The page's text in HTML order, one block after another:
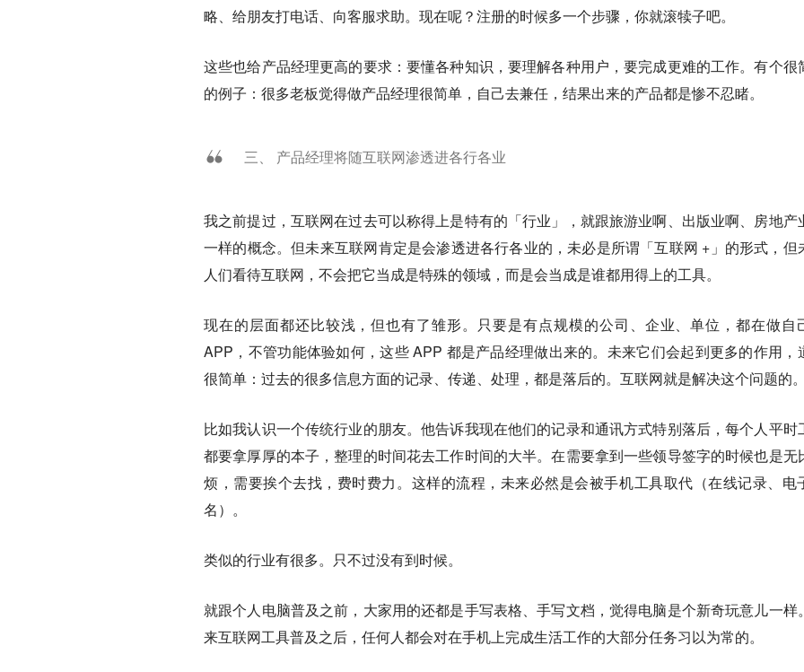
略、给朋友打电话、向客服求助。现在呢？注册的时候多一个步骤，你就滚犊子吧。
这些也给产品经理更高的要求：要懂各种知识，要理解各种用户，要完成更难的工作。有个很
的例子：很多老板觉得做产品经理很简单，自己去兼任，结果出来的产品都是惨不忍睹。
三、 产品经理将随互联网渗透进各行各业
我之前提过，互联网在过去可以称得上是特有的「行业」，就跟旅游业啊、出版业啊、房地产
一样的概念。但未来互联网肯定是会渗透进各行各业的，未必是所谓「互联网 +」的形式，但
人们看待互联网，不会把它当成是特殊的领域，而是会当成是谁都用得上的工具。
现在的层面都还比较浅，但也有了雏形。只要是有点规模的公司、企业、单位，都在做自
APP，不管功能体验如何，这些 APP 都是产品经理做出来的。未来它们会起到更多的作用，
很简单：过去的很多信息方面的记录、传递、处理，都是落后的。互联网就是解决这个问题的。
比如我认识一个传统行业的朋友。他告诉我现在他们的记录和通讯方式特别落后，每个人平时
都要拿厚厚的本子，整理的时间花去工作时间的大半。在需要拿到一些领导签字的时候也是无
烦，需要挨个去找，费时费力。这样的流程，未来必然是会被手机工具取代（在线记录、电
名）。
类似的行业有很多。只不过没有到时候。
就跟个人电脑普及之前，大家用的还都是手写表格、手写文档，觉得电脑是个新奇玩意儿一样
来互联网工具普及之后，任何人都会对在手机上完成生活工作的大部分任务习以为常的。